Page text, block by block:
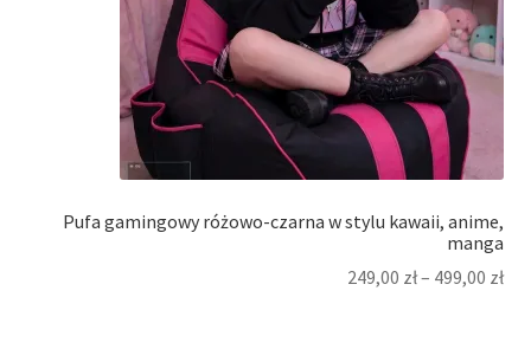
Pufa gamingowy różowo-czarna w stylu kawaii, anime,
manga
249,00 zł– 499,00 zł